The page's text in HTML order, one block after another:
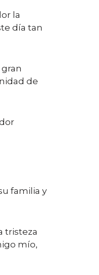
la
día tan
de
familia y
tristeza
mío,